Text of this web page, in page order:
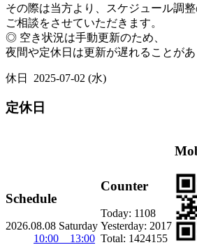
その際は当方より、スケジュール調
ご相談をさせていただきます。
◎ 空き状況は手動更新のため、
夜間や定休日は更新が遅れることがあ
休日 2025-07-02 (水)
定休日
Schedule
2026.08.08 Saturday
10:00 13:00
Counter
Today: 1108
Yesterday: 2017
Total: 1424155